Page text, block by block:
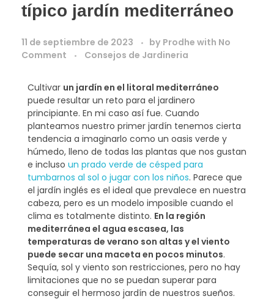
típico jardín mediterráneo
11 de septiembre de 2023 by Prodhe with No
Comment
Consejos de Jardineria
Cultivar un jardín en el litoral mediterráneo
puede resultar un reto para el jardinero
principiante. En mi caso así fue. Cuando
planteamos nuestro primer jardín tenemos cierta
tendencia a imaginarlo como un oasis verde y
húmedo, lleno de todas las plantas que nos gustan
e incluso un prado verde de césped para
tumbarnos al sol o jugar con los niños. Parece que
el jardín inglés es el ideal que prevalece en nuestra
cabeza, pero es un modelo imposible cuando el
clima es totalmente distinto. En la región
mediterránea el agua escasea, las
temperaturas de verano son altas y el viento
puede secar una maceta en pocos minutos.
Sequía, sol y viento son restricciones, pero no hay
limitaciones que no se puedan superar para
conseguir el hermoso jardín de nuestros sueños.